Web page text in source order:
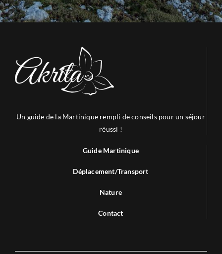
Un guide de la Martinique rempli de conseils pour un séjour
réussi !
Guide Martinique
Déplacement/Transport
Nature
Contact